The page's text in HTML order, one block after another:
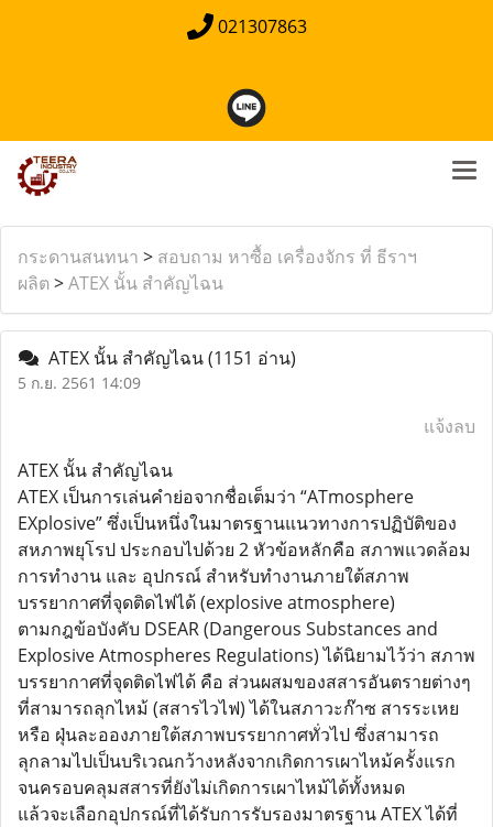
021307863
กระดานสนทนา > สอบถาม หาซื้อ เครื่องจักร ที่ ธีราฯ
ผลิต >ATEX นั้น สำคัญไฉน
ATEX นั้น สำคัญไฉน(1151 อ่าน)
5 ก.ย. 2561 14:09
แจ้งลบ
ATEX นั้น สำคัญไฉน
ATEX เป็นการเล่นคำย่อจากชื่อเต็มว่า “ATmosphere
EXplosive” ซึ่งเป็นหนึ่งในมาตรฐานแนวทางการปฏิบัติของ
สหภาพยุโรป ประกอบไปด้วย 2 หัวข้อหลักคือ สภาพแวดล้อม
การทำงาน และ อุปกรณ์ สำหรับทำงานภายใต้สภาพ
บรรยากาศที่จุดติดไฟได้ (explosive atmosphere)
ตามกฎข้อบังคับ DSEAR (Dangerous Substances and
Explosive Atmospheres Regulations) ได้นิยามไว้ว่า สภาพ
บรรยากาศที่จุดติดไฟได้ คือ ส่วนผสมของสสารอันตรายต่างๆ
ที่สามารถลุกไหม้ (สสารไวไฟ) ได้ในสภาวะก๊าซ สารระเหย
หรือ ฝุ่นละอองภายใต้สภาพบรรยากาศทั่วไป ซึ่งสามารถ
ลุกลามไปเป็นบริเวณกว้างหลังจากเกิดการเผาไหม้ครั้งแรก
จนครอบคลุมสสารที่ยังไม่เกิดการเผาไหม้ได้ทั้งหมด
แล้วจะเลือกอุปกรณ์ที่ได้รับการรับรองมาตรฐาน ATEX ได้ที่